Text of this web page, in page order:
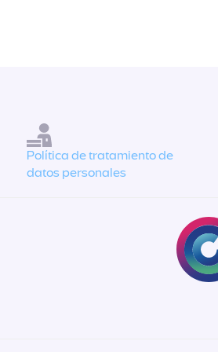
Política de tratamiento de
datos personales